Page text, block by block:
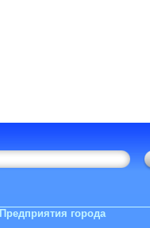
Предприятия города